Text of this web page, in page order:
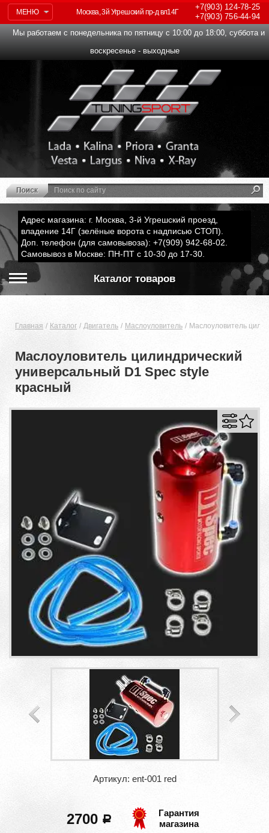
МЕНЮ
+7(903)124-78-25
+7(903)756-44-94
Москва, 3й Угрешский пр-д вл14Г
Мы работаем с понедельника по пятницу с 10:00 до 18:00, суббота и
воскресенье - выходные
Адрес магазина: г. Москва, 3-й Угрешский проезд,
владение 14Г (зелёные ворота с надписью СТОП).
Доп. телефон (для самовывоза): +7(909) 942-68-02.
Самовывоз в Москве: ПН-ПТ с 10-30 до 17-30.
Каталог товаров
Главная Каталог Двигатель Маслоуловитель Маслоуловитель
Маслоуловитель цилиндрический
универсальный D1 Spec style
красный
Артикул: ent-001 red
2700 a
Гарантия
магазина